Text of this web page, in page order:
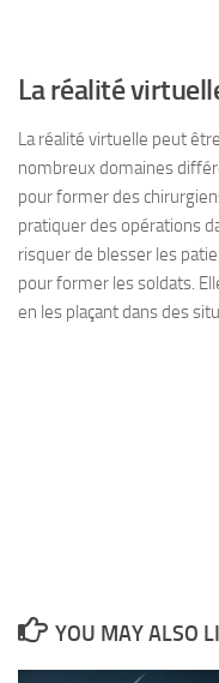
La réalité
La réalité virtuelle peut
nombreux domaines
pour former des
pratiquer des opérations
risquer de blesser les
pour former les soldats.
en les plaçant dans des
YOU MAY ALSO